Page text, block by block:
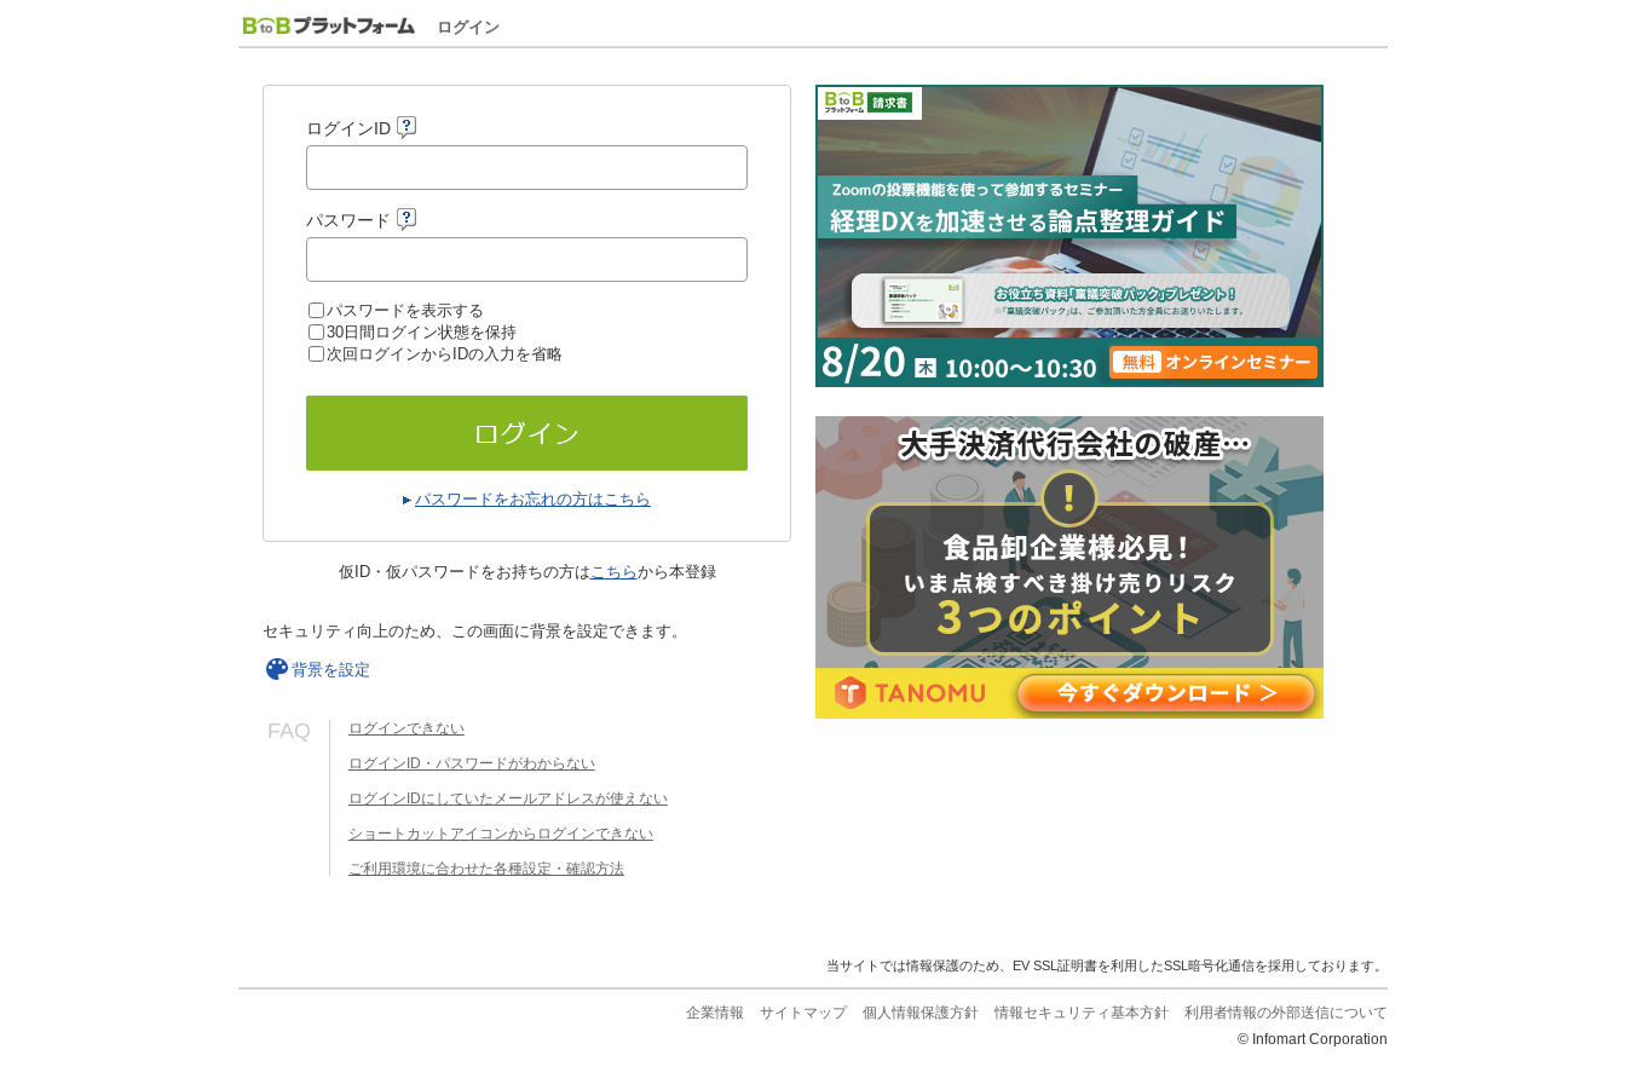
ログイン
ログインID
パスワード
パスワードを表示する
30日間ログイン状態を保持
次回ログインからIDの入力を省略
パスワードをお忘れの方はこちら
仮ID・仮パスワードをお持ちの方はこちらから本登録
セキュリティ向上のため、この画面に背景を設定できます。
背景を設定
FAQ ログインできない
ログインID・パスワードがわからない
ログインIDにしていたメールアドレスが使えない
ショートカットアイコンからログインできない
ご利用環境に合わせた各種設定・確認方法
当サイトでは情報保護のため、EV SSL証明書を利用したSSL暗号化通信を採用しております。
企業情報 サイトマップ 個人情報保護方針 情報セキュリティ基本方針
利用者情報の外部送信について
© Infomart Corporation